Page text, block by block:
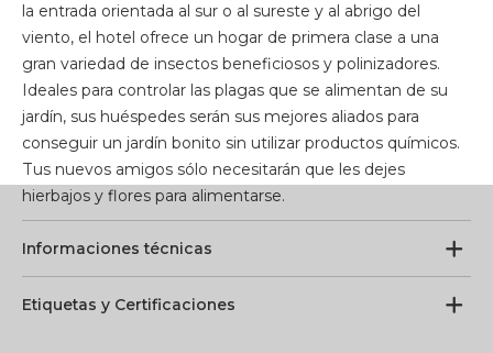
la entrada orientada al sur o al sureste y al abrigo del
viento, el hotel ofrece un hogar de primera clase a una
gran variedad de insectos beneficiosos y polinizadores.
Ideales para controlar las plagas que se alimentan de su
jardín, sus huéspedes serán sus mejores aliados para
conseguir un jardín bonito sin utilizar productos químicos.
Tus nuevos amigos sólo necesitarán que les dejes
hierbajos y flores para alimentarse.
Informaciones técnicas
Etiquetas y Certificaciones